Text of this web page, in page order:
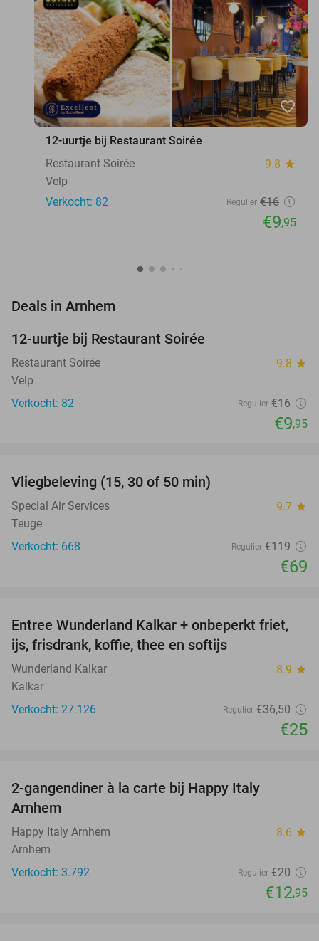
favorite_border
12-uurtje bij Restaurant Soirée
Restaurant Soirée
9.8 star
Velp
Verkocht: 82
Regulier €16
€9,95
Deals in Arnhem
12-uurtje bij Restaurant Soirée
Restaurant Soirée 9.8 star
Velp
Verkocht: 82
Regulier €16
€9,95
Vliegbeleving (15, 30 of 50 min)
Special Air Services 9.7 star
Teuge
Verkocht: 668
Regulier €119
€69
32%
Entree Wunderland Kalkar + onbeperkt friet,
ijs, frisdrank, koffie, thee en softijs
Wunderland Kalkar 8.9 star
Kalkar
Verkocht: 27.126
Regulier €36,50
€25
2-gangendiner à la carte bij Happy Italy
Arnhem
Happy Italy Arnhem 8.6 star
Arnhem
Verkocht: 3.792
Regulier €20
€12,95